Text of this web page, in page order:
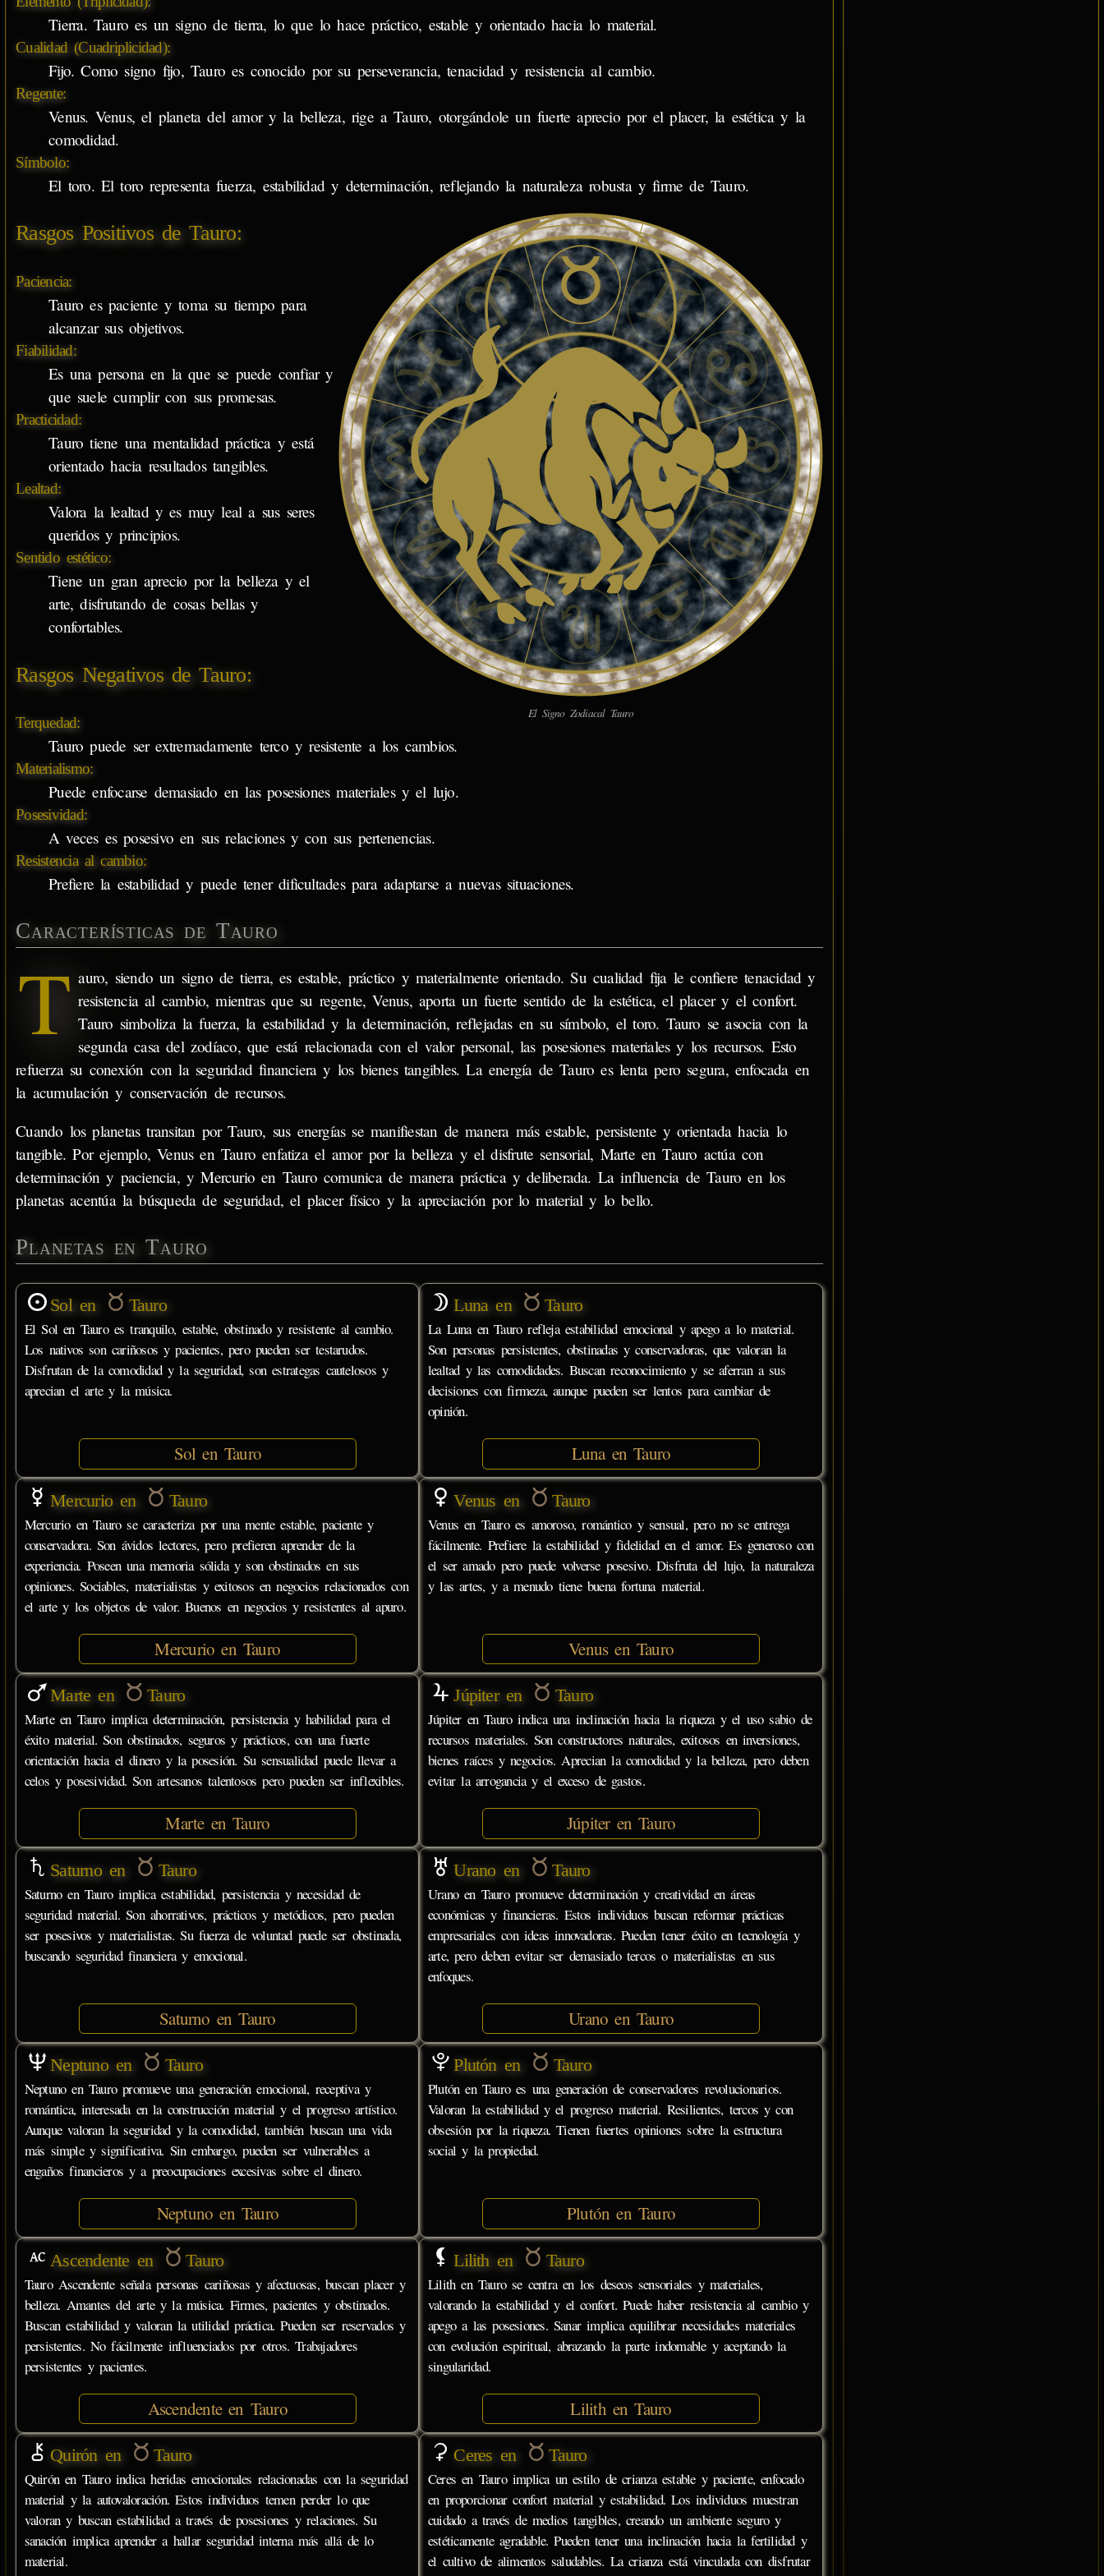
Tierra. Tauro es un signo de tierra, lo que lo hace práctico, estable y orientado hacia lo material.
Cualidad (Cuadriplicidad):
Fijo. Como signo fijo, Tauro es conocido por su perseverancia, tenacidad y resistencia al cambio.
Regente:
Venus. Venus, el planeta del amor y la belleza, rige a Tauro, otorgándole un fuerte aprecio por el placer, la estética y la
comodidad.
Símbolo:
El toro. El toro representa fuerza, estabilidad y determinación, reflejando la naturaleza robusta y firme de Tauro.
El Signo Zodiacal Tauro
Rasgos Positivos de Tauro:
Paciencia:
Tauro es paciente y toma su tiempo para
alcanzar sus objetivos.
Fiabilidad:
Es una persona en la que se puede confiar y
que suele cumplir con sus promesas.
Practicidad:
Tauro tiene una mentalidad práctica y está
orientado hacia resultados tangibles.
Lealtad:
Valora la lealtad y es muy leal a sus seres
queridos y principios.
Sentido estético:
Tiene un gran aprecio por la belleza y el
arte, disfrutando de cosas bellas y
confortables.
Rasgos Negativos de Tauro:
Terquedad:
Tauro puede ser extremadamente terco y resistente a los cambios.
Materialismo:
Puede enfocarse demasiado en las posesiones materiales y el lujo.
Posesividad:
A veces es posesivo en sus relaciones y con sus pertenencias.
Resistencia al cambio:
Prefiere la estabilidad y puede tener dificultades para adaptarse a nuevas situaciones.
Características de Tauro
T auro, siendo un signo de tierra, es estable, práctico y materialmente orientado. Su cualidad fija le confiere tenacidad y
resistencia al cambio, mientras que su regente, Venus, aporta un fuerte sentido de la estética, el placer y el confort.
Tauro simboliza la fuerza, la estabilidad y la determinación, reflejadas en su símbolo, el toro. Tauro se asocia con la
segunda casa del zodíaco, que está relacionada con el valor personal, las posesiones materiales y los recursos. Esto
refuerza su conexión con la seguridad financiera y los bienes tangibles. La energía de Tauro es lenta pero segura, enfocada en
la acumulación y conservación de recursos.
Cuando los planetas transitan por Tauro, sus energías se manifiestan de manera más estable, persistente y orientada hacia lo
tangible. Por ejemplo, Venus en Tauro enfatiza el amor por la belleza y el disfrute sensorial, Marte en Tauro actúa con
determinación y paciencia, y Mercurio en Tauro comunica de manera práctica y deliberada. La influencia de Tauro en los
planetas acentúa la búsqueda de seguridad, el placer físico y la apreciación por lo material y lo bello.
Planetas en Tauro
Sol en Tauro
El Sol en Tauro es tranquilo, estable, obstinado y resistente al cambio.
Los nativos son cariñosos y pacientes, pero pueden ser testarudos.
Disfrutan de la comodidad y la seguridad, son estrategas cautelosos y
aprecian el arte y la música.
Sol en Tauro
Luna en Tauro
La Luna en Tauro refleja estabilidad emocional y apego a lo material.
Son personas persistentes, obstinadas y conservadoras, que valoran la
lealtad y las comodidades. Buscan reconocimiento y se aferran a sus
decisiones con firmeza, aunque pueden ser lentos para cambiar de
opinión.
Luna en Tauro
Mercurio en Tauro
Mercurio en Tauro se caracteriza por una mente estable, paciente y
conservadora. Son ávidos lectores, pero prefieren aprender de la
experiencia. Poseen una memoria sólida y son obstinados en sus
opiniones. Sociables, materialistas y exitosos en negocios relacionados con
el arte y los objetos de valor. Buenos en negocios y resistentes al apuro.
Mercurio en Tauro
Venus en Tauro
Venus en Tauro es amoroso, romántico y sensual, pero no se entrega
fácilmente. Prefiere la estabilidad y fidelidad en el amor. Es generoso con
el ser amado pero puede volverse posesivo. Disfruta del lujo, la naturaleza
y las artes, y a menudo tiene buena fortuna material.
Venus en Tauro
Marte en Tauro
Marte en Tauro implica determinación, persistencia y habilidad para el
éxito material. Son obstinados, seguros y prácticos, con una fuerte
orientación hacia el dinero y la posesión. Su sensualidad puede llevar a
celos y posesividad. Son artesanos talentosos pero pueden ser inflexibles.
Marte en Tauro
Júpiter en Tauro
Júpiter en Tauro indica una inclinación hacia la riqueza y el uso sabio de
recursos materiales. Son constructores naturales, exitosos en inversiones,
bienes raíces y negocios. Aprecian la comodidad y la belleza, pero deben
evitar la arrogancia y el exceso de gastos.
Júpiter en Tauro
Saturno en Tauro
Saturno en Tauro implica estabilidad, persistencia y necesidad de
seguridad material. Son ahorrativos, prácticos y metódicos, pero pueden
ser posesivos y materialistas. Su fuerza de voluntad puede ser obstinada,
buscando seguridad financiera y emocional.
Saturno en Tauro
Urano en Tauro
Urano en Tauro promueve determinación y creatividad en áreas
económicas y financieras. Estos individuos buscan reformar prácticas
empresariales con ideas innovadoras. Pueden tener éxito en tecnología y
arte, pero deben evitar ser demasiado tercos o materialistas en sus
enfoques.
Urano en Tauro
Neptuno en Tauro
Neptuno en Tauro promueve una generación emocional, receptiva y
romántica, interesada en la construcción material y el progreso artístico.
Aunque valoran la seguridad y la comodidad, también buscan una vida
más simple y significativa. Sin embargo, pueden ser vulnerables a
engaños financieros y a preocupaciones excesivas sobre el dinero.
Neptuno en Tauro
Plutón en Tauro
Plutón en Tauro es una generación de conservadores revolucionarios.
Valoran la estabilidad y el progreso material. Resilientes, tercos y con
obsesión por la riqueza. Tienen fuertes opiniones sobre la estructura
social y la propiedad.
Plutón en Tauro
Ascendente en Tauro
Tauro Ascendente señala personas cariñosas y afectuosas, buscan placer y
belleza. Amantes del arte y la música. Firmes, pacientes y obstinados.
Buscan estabilidad y valoran la utilidad práctica. Pueden ser reservados y
persistentes. No fácilmente influenciados por otros. Trabajadores
persistentes y pacientes.
Ascendente en Tauro
Lilith en Tauro
Lilith en Tauro se centra en los deseos sensoriales y materiales,
valorando la estabilidad y el confort. Puede haber resistencia al cambio y
apego a las posesiones. Sanar implica equilibrar necesidades materiales
con evolución espiritual, abrazando la parte indomable y aceptando la
singularidad.
Lilith en Tauro
Quirón en Tauro
Quirón en Tauro indica heridas emocionales relacionadas con la seguridad
material y la autovaloración. Estos individuos temen perder lo que
valoran y buscan estabilidad a través de posesiones y relaciones. Su
sanación implica aprender a hallar seguridad interna más allá de lo
material.
Ceres en Tauro
Ceres en Tauro implica un estilo de crianza estable y paciente, enfocado
en proporcionar confort material y estabilidad. Los individuos muestran
cuidado a través de medios tangibles, creando un ambiente seguro y
estéticamente agradable. Pueden tener una inclinación hacia la fertilidad y
el cultivo de alimentos saludables. La crianza está vinculada con disfrutar